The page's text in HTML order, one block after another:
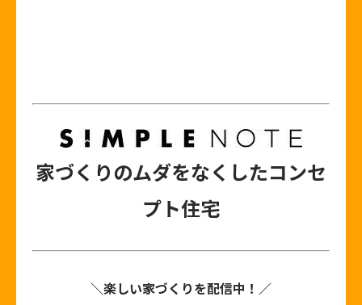
家づくりのムダをなくしたコンセ
プト住宅
＼楽しい家づくりを配信中！／